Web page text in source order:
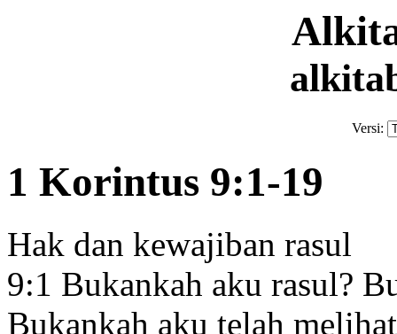
Versi:
1 Korintus 9:1-19
Hak dan kewajiban rasul
9:1 Bukankah aku rasul?
Bukankah aku telah